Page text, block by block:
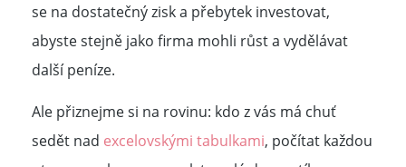
se na dostatečný zisk a přebytek investovat,
abyste stejně jako firma mohli růst a vydělávat
další peníze.
Ale přiznejme si na rovinu: kdo z vás má chuť
sedět nad excelovskými tabulkami, počítat každou